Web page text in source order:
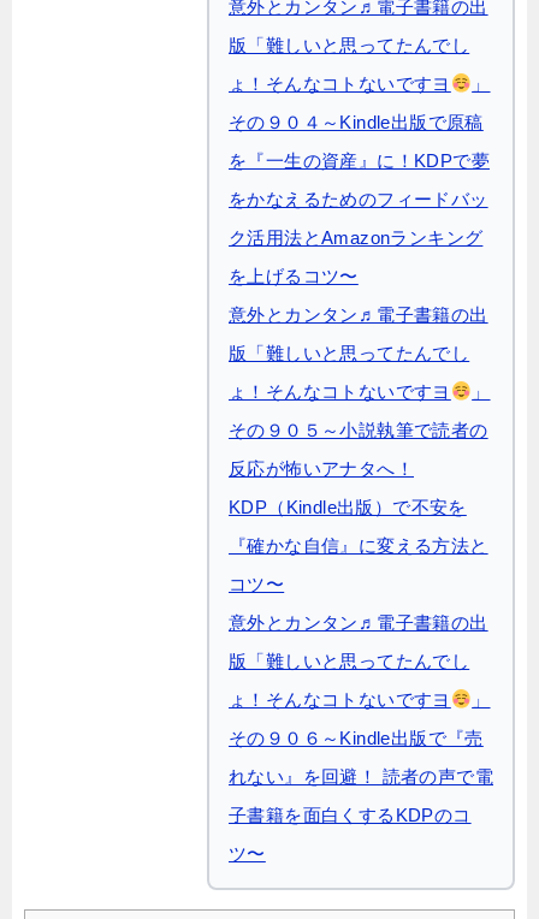
意外とカンタン♬電子書籍の出
版「難しいと思ってたんでし
ょ！そんなコトないですヨ
」
その９０４～Kindle出版で原稿
を『一生の資産』に！KDPで夢
をかなえるためのフィードバッ
ク活用法とAmazonランキング
を上げるコツ〜
意外とカンタン♬電子書籍の出
版「難しいと思ってたんでし
ょ！そんなコトないですヨ
」
その９０５～小説執筆で読者の
反応が怖いアナタへ！
KDP（Kindle出版）で不安を
『確かな自信』に変える方法と
コツ〜
意外とカンタン♬電子書籍の出
版「難しいと思ってたんでし
ょ！そんなコトないですヨ
」
その９０６～Kindle出版で『売
れない』を回避！ 読者の声で電
子書籍を面白くするKDPのコ
ツ〜